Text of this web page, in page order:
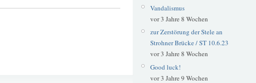
Vandalismus
vor 3 Jahre 8 Wochen
zur Zerstörung der Stele an
Strohner Brücke / ST 10.6.23
vor 3 Jahre 8 Wochen
Good luck!
vor 3 Jahre 9 Wochen